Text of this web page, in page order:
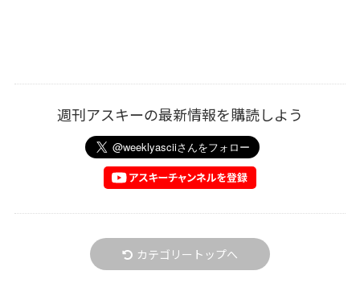
週刊アスキーの最新情報を購読しよう
カテゴリートップへ